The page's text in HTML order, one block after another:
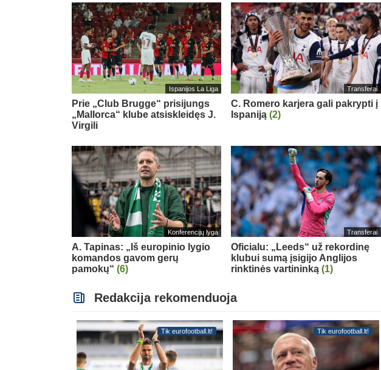
Ispanijos La Liga
Prie „Club Brugge“ prisijungs
„Mallorca“ klube atsiskleidęs J.
Virgili
Transferai
C. Romero karjera gali pakrypti į
Ispaniją(2)
Konferencijų lyga
A. Tapinas: „Iš europinio lygio
komandos gavom gerų
pamokų“ (6)
Transferai
Oficialu: „Leeds“ už rekordinę
klubui sumą įsigijo Anglijos
rinktinės vartininką(1)
Redakcija rekomenduoja
Tik eurofootball.lt! Tik eurofootball.lt!